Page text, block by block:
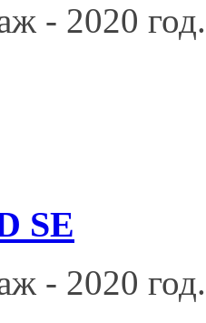
- 2020
SE
- 2020